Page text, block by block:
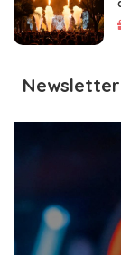
Newsletter